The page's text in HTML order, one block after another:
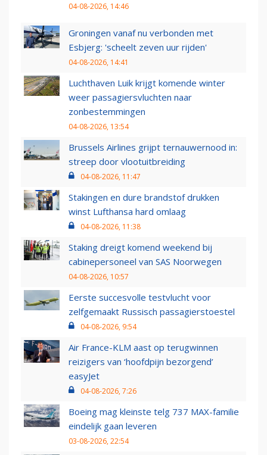
04-08-2026, 14:46
Groningen vanaf nu verbonden met
Esbjerg: 'scheelt zeven uur rijden'
04-08-2026, 14:41
Luchthaven Luik krijgt komende winter
weer passagiersvluchten naar
zonbestemmingen
04-08-2026, 13:54
Brussels Airlines grijpt ternauwernood in:
streep door vlootuitbreiding
04-08-2026, 11:47
Stakingen en dure brandstof drukken
winst Lufthansa hard omlaag
04-08-2026, 11:38
Staking dreigt komend weekend bij
cabinepersoneel van SAS Noorwegen
04-08-2026, 10:57
Eerste succesvolle testvlucht voor
zelfgemaakt Russisch passagierstoestel
04-08-2026, 9:54
Air France-KLM aast op terugwinnen
reizigers van ‘hoofdpijn bezorgend’
easyJet
04-08-2026, 7:26
Boeing mag kleinste telg 737 MAX-familie
eindelijk gaan leveren
03-08-2026, 22:54